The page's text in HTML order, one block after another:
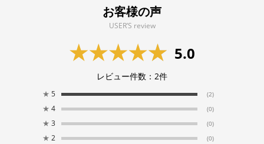
お客様の声
USER’S review
5.0
レビュー件数： 2件
★ 5 (2)
★ 4 (0)
★ 3 (0)
★ 2 (0)